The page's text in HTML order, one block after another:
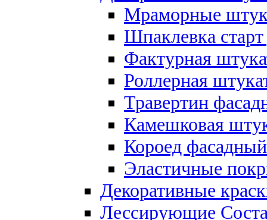
Мраморные
Шпаклевка
Фактурная
Роллерная
Травертин
Камешковая
Короед
Эластичные
Декоративные
Лессирующие